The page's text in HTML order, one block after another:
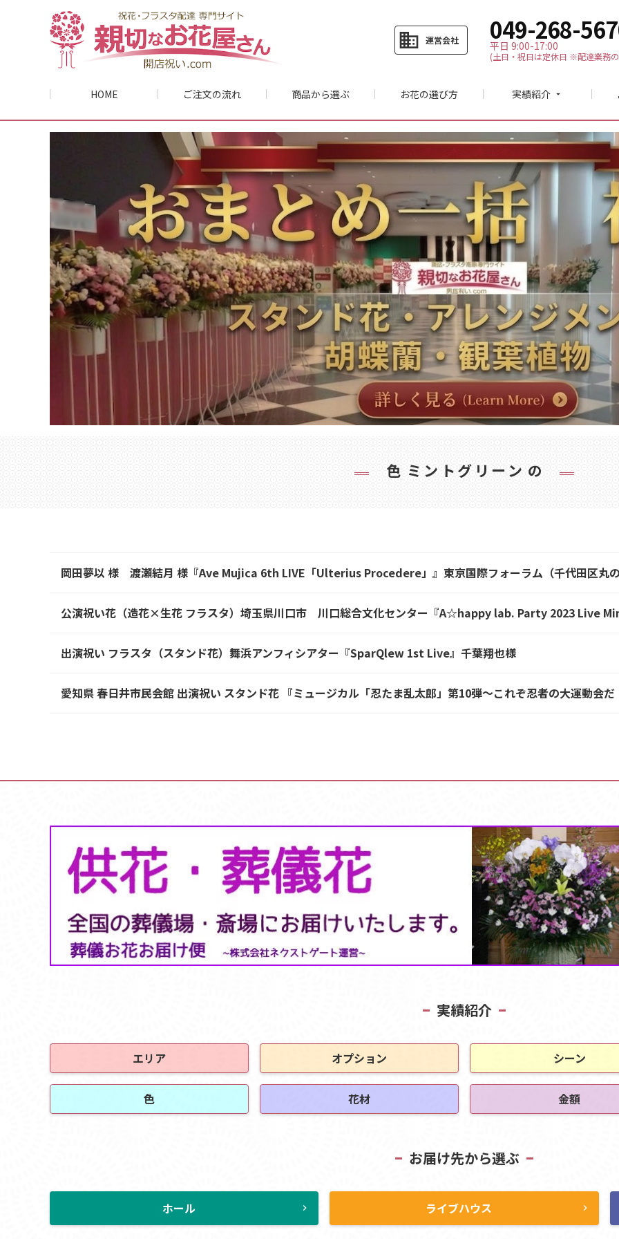
business 運営会社 049-268-
平日 9:00-17:00
(土日・祝日は定休日 ※配達業務
HOME ご注文の流れ 商品から選ぶ お花の選び方 実績紹介 arrow_drop_down
色 ミントグリーン の
岡田夢以 様 渡瀬結月 様『Ave Mujica 6th LIVE「Ulterius Procedere」』東京国際フォーラム（千代田区丸
公演祝い花（造花×生花 フラスタ）埼玉県川口市 川口総合文化センター『A☆happy lab. Party 2023 Live
出演祝い フラスタ（スタンド花）舞浜アンフィシアター『SparQlew 1st Live』千葉翔也様
愛知県 春日井市民会館 出演祝い スタンド花 『ミュージカル「忍たま乱太郎」第10弾～これぞ忍者の大運動会だ
実績紹介
エリア オプション シーン
色 花材 金額
お届け先から選ぶ
ホール chevron_right ライブハウス chevron_right